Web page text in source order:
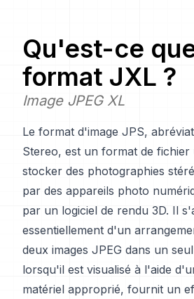
Qu'est-ce
format JXL ?
Image JPEG XL
Le format d'image JPS,
Stereo, est un format de fichier
stocker des photographies
par des appareils photo
par un logiciel de rendu 3D. Il
essentiellement d'un
deux images JPEG dans un
lorsqu'il est visualisé à l'aide
matériel approprié, fournit un